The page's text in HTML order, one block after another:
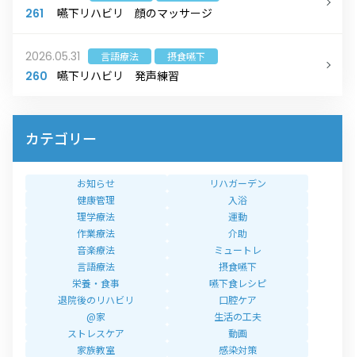
261 嚥下リハビリ 顔のマッサージ
2026.05.31 言語療法 摂食嚥下
260 嚥下リハビリ 発声練習
カテゴリー
お知らせ
リハガーデン
健康管理
入浴
理学療法
運動
作業療法
介助
音楽療法
ミュートレ
言語療法
摂食嚥下
栄養・食事
嚥下食レシピ
退院後のリハビリ
口腔ケア
@家
生活の工夫
ストレスケア
動画
家族教室
感染対策